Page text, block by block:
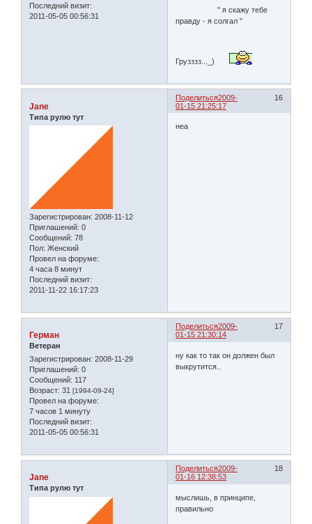
Последний визит:
2011-05-05 00:56:31
" я скажу тебе
правду - я солгал "
Грузззз..._)
Поделиться 16
2009-
01-15 21:25:17
Jane
Типа рулю тут
Зарегистрирован: 2008-11-12
Приглашений: 0
Сообщений: 78
Пол: Женский
Провел на форуме:
4 часа 8 минут
Последний визит:
2011-11-22 16:17:23
неа
Поделиться 17
2009-
01-15 21:30:14
Герман
Ветеран
Зарегистрирован: 2008-11-29
Приглашений: 0
Сообщений: 117
Возраст: 31 [1994-09-24]
Провел на форуме:
7 часов 1 минуту
Последний визит:
2011-05-05 00:56:31
ну как то так он должен был
выкрутится..
Поделиться 18
2009-
01-16 12:38:53
Jane
Типа рулю тут
мыслишь, в принципе,
правильно